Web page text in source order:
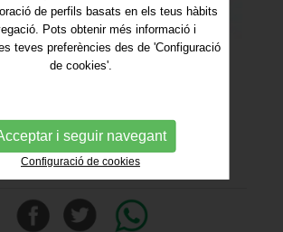
de perfils basats en els teus hàbits
Pots obtenir més informació i
teves preferències des de 'Configuració
de cookies'.
i seguir navegant
Configuració de cookies